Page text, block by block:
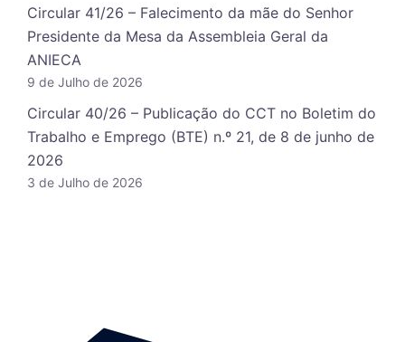
Circular 41/26 – Falecimento da mãe do Senhor
Presidente da Mesa da Assembleia Geral da
ANIECA
9 de Julho de 2026
Circular 40/26 – Publicação do CCT no Boletim do
Trabalho e Emprego (BTE) n.º 21, de 8 de junho de
2026
3 de Julho de 2026